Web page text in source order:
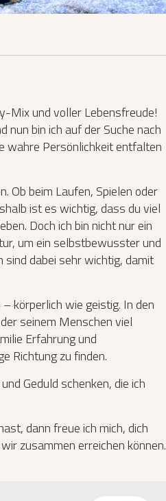
Mix und voller Lebensfreude!
nun bin ich auf der Suche nach
wahre Persönlichkeit entfalten
Ob beim Laufen, Spielen oder
ist es wichtig, dass du viel
Doch ich bin nicht nur ein
um ein selbstbewusster und
sind dabei sehr wichtig, damit
körperlich wie geistig. In den
seinem Menschen viel
Erfahrung und
Richtung zu finden.
Geduld schenken, die ich
dann freue ich mich, dich
zusammen erreichen können.